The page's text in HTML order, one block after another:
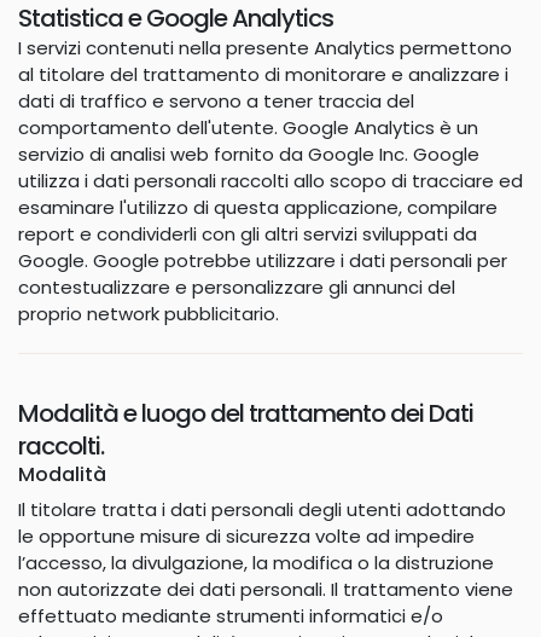
Statistica eGoogle Analytics
I servizi contenuti nella presente Analytics permettono
al titolare del trattamento di monitorare e analizzare i
dati di traffico e servono a tener traccia del
comportamento dell'utente. Google Analytics è un
servizio di analisi web fornito da Google Inc. Google
utilizza i dati personali raccolti allo scopo di tracciare ed
esaminare l'utilizzo di questa applicazione, compilare
report e condividerli con gli altri servizi sviluppati da
Google. Google potrebbe utilizzare i dati personali per
contestualizzare e personalizzare gli annunci del
proprio network pubblicitario.
Modalità e luogo del trattamento dei Dati
raccolti.
Modalità
Il titolare tratta i dati personali degli utenti adottando
le opportune misure di sicurezza volte ad impedire
l’accesso, la divulgazione, la modifica o la distruzione
non autorizzate dei dati personali. Il trattamento viene
effettuato mediante strumenti informatici e/o